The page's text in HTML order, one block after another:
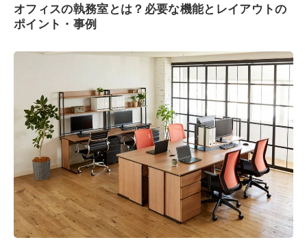
オフィスの執務室とは？必要な機能とレイアウトの
ポイント・事例